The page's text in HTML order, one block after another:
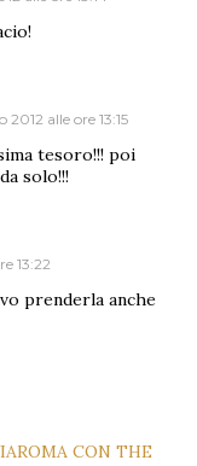
alle ore 13:15
tesoro!!! poi
solo!!!
13:22
prenderla anche
CON THE